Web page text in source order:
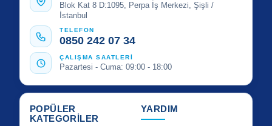
Blok Kat 8 D:1095, Perpa İş Merkezi, Şişli /
İstanbul
TELEFON
0850 242 07 34
ÇALIŞMA SAATLERİ
Pazartesi - Cuma: 09:00 - 18:00
POPÜLER
KATEGORİLER
YARDIM